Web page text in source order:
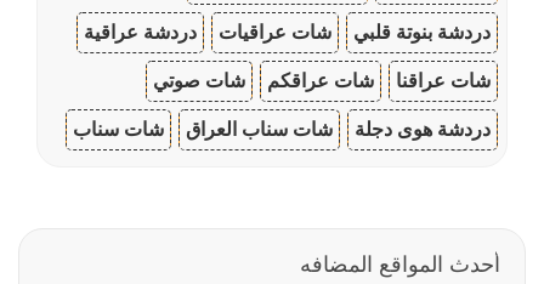
دردشة بنوتة قلبي شات عراقيات دردشة عراقية
شات عراقنا شات عراقكم شات صوتي
دردشة هوى دجلة شات سناب العراق شات سناب
أحدث المواقع المضافه